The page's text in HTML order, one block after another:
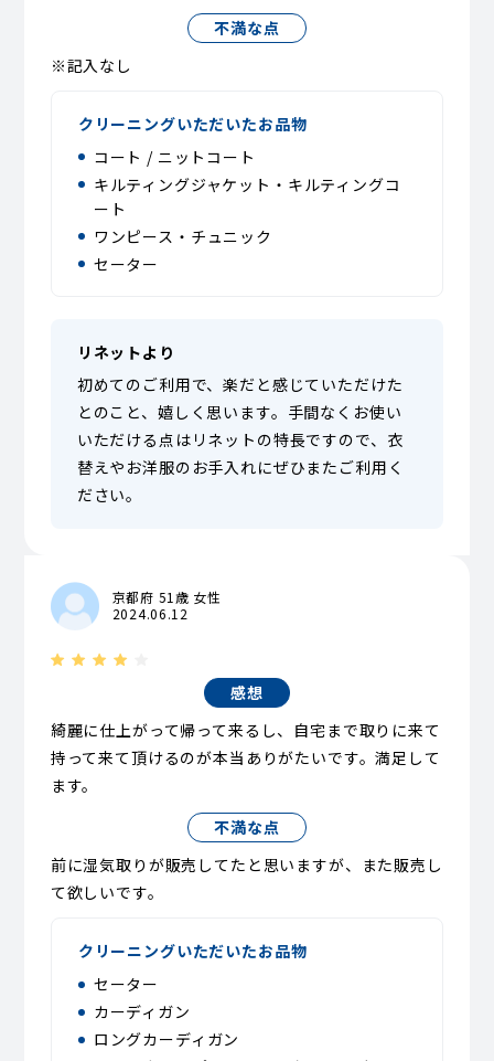
不満な点
※記入なし
クリーニングいただいたお品物
コート / ニットコート
キルティングジャケット・キルティングコ
ート
ワンピース・チュニック
セーター
リネットより
初めてのご利用で、楽だと感じていただけた
とのこと、嬉しく思います。手間なくお使い
いただける点はリネットの特長ですので、衣
替えやお洋服のお手入れにぜひまたご利用く
ださい。
京都府 51歳 女性
2024.06.12
感想
綺麗に仕上がって帰って来るし、自宅まで取りに来て
持って来て頂けるのが本当ありがたいです。満足して
ます。
不満な点
前に湿気取りが販売してたと思いますが、また販売し
て欲しいです。
クリーニングいただいたお品物
セーター
カーディガン
ロングカーディガン